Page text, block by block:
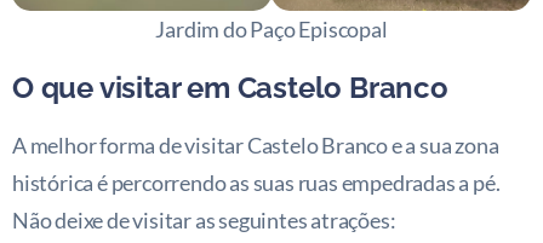
Jardim do Paço Episcopal
O que visitar em Castelo Branco
A melhor forma de visitar Castelo Branco e a sua zona
histórica é percorrendo as suas ruas empedradas a pé.
Não deixe de visitar as seguintes atrações: